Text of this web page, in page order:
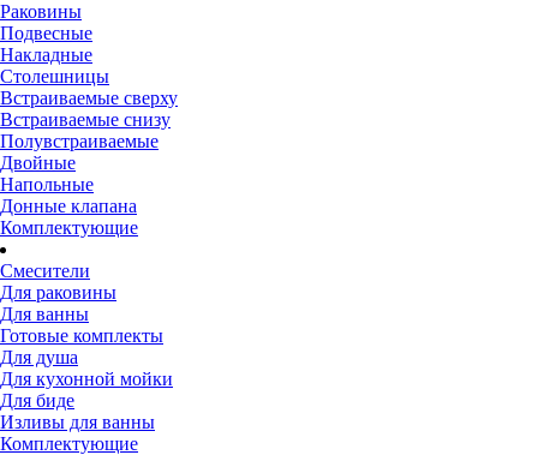
Раковины
Подвесные
Накладные
Столешницы
Встраиваемые сверху
Встраиваемые снизу
Полувстраиваемые
Двойные
Напольные
Донные клапана
Комплектующие
Смесители
Для раковины
Для ванны
Готовые комплекты
Для душа
Для кухонной мойки
Для биде
Изливы для ванны
Комплектующие